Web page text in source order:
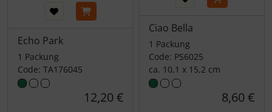
Echo Park
1 Packung
Code: TA176045
12,20 €
Ciao Bella
1 Packung
Code: PS6025
ca. 10,1 x 15,2 cm
8,60 €